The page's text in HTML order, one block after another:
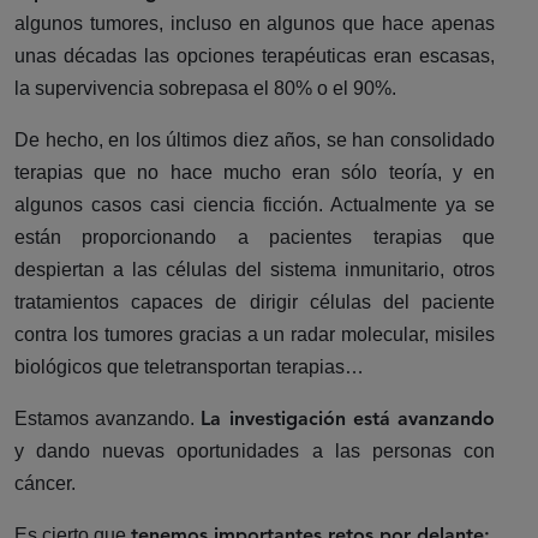
algunos tumores, incluso en algunos que hace apenas
unas décadas las opciones terapéuticas eran escasas,
la supervivencia sobrepasa el 80% o el 90%.
De hecho, en los últimos diez años, se han consolidado
terapias que no hace mucho eran sólo teoría, y en
algunos casos casi ciencia ficción. Actualmente ya se
están proporcionando a pacientes terapias que
despiertan a las células del sistema inmunitario, otros
tratamientos capaces de dirigir células del paciente
contra los tumores gracias a un radar molecular, misiles
biológicos que teletransportan terapias…
Estamos avanzando. La investigación está avanzando
y dando nuevas oportunidades a las personas con
cáncer.